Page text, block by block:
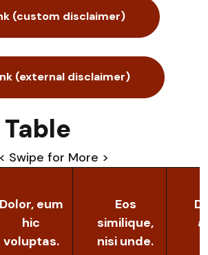
(custom disclaimer)
(external disclaimer)
< Swipe for More >
Dolor, eum
hic
voluptas.
Eos
similique,
nisi unde.